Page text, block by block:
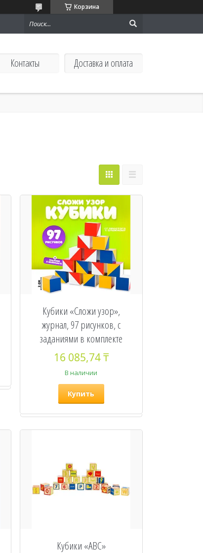
Корзина
Контакты Доставка и оплата
Кубики «Сложи узор»,
журнал, 97 рисунков, с
заданиями в комплекте
16 085,74 ₸
В наличии
Купить
Кубики «ABC»